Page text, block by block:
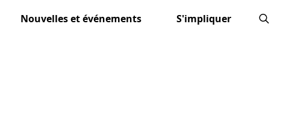
Nouvelles et événements
S'impliquer